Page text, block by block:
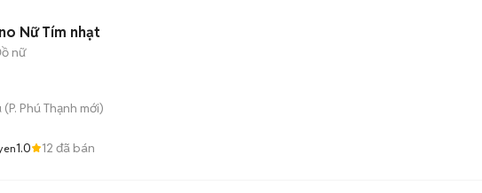
Nữ Tím nhạt
nữ
(P. Phú Thạnh mới)
1.0 12 đã bán